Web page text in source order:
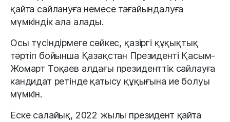
қайта сайлануға немесе тағайындалуға
мүмкіндік ала алады.
Осы түсіндірмеге сәйкес, қазіргі құқықтық
тәртіп бойынша Қазақстан Президенті Қасым-
Жомарт Тоқаев алдағы президенттік сайлауға
кандидат ретінде қатысу құқығына ие болуы
мүмкін.
Еске салайық, 2022 жылы президент қайта